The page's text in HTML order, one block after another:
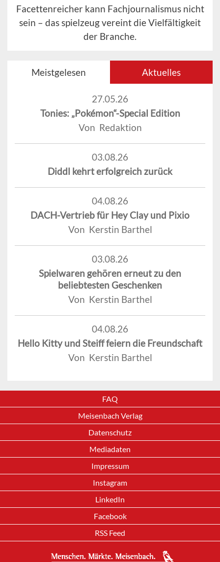
Facettenreicher kann Fachjournalismus nicht
sein – das spielzeug vereint die Vielfältigkeit
der Branche.
Meistgelesen Aktuelles
27.05.26
Tonies: „Pokémon“-Special Edition
Von Redaktion
03.08.26
Diddl kehrt erfolgreich zurück
04.08.26
DACH-Vertrieb für Hey Clay und Pixio
Von Kerstin Barthel
03.08.26
Spielwaren gehören erneut zu den
beliebtesten Geschenken
Von Kerstin Barthel
04.08.26
Hello Kitty und Steiff feiern die Freundschaft
Von Kerstin Barthel
FAQ
Meisenbach Verlag
Datenschutz
Mediadaten
Impressum
Instagram
LinkedIn
Facebook
RSS Feed